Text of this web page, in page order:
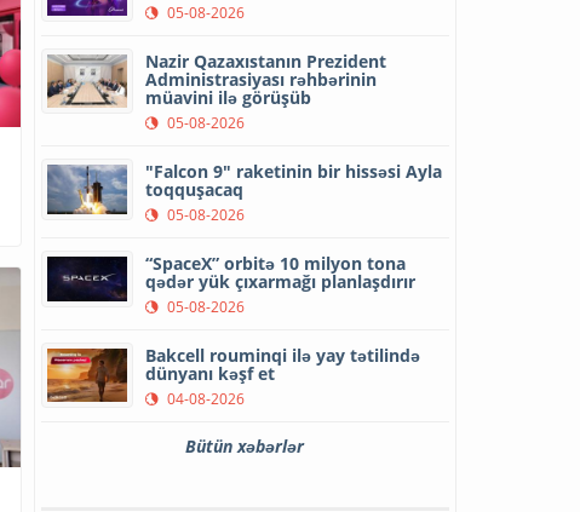
05-08-2026
Nazir Qazaxıstanın Prezident
Administrasiyası rəhbərinin
müavini ilə görüşüb
05-08-2026
"Falcon 9" raketinin bir hissəsi Ayla
toqquşacaq
05-08-2026
“SpaceX” orbitə 10 milyon tona
qədər yük çıxarmağı planlaşdırır
05-08-2026
Bakcell rouminqi ilə yay tətilində
dünyanı kəşf et
04-08-2026
Bütün xəbərlər